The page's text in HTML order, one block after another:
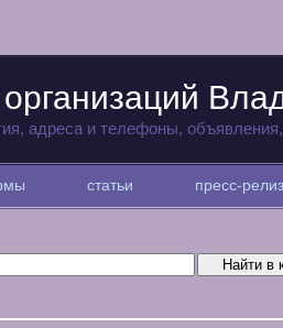
адреса и телефоны,
статьи пресс-